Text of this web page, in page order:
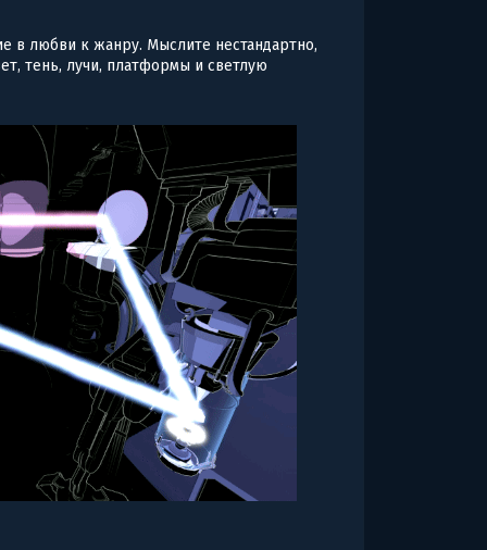
в любви к жанру. Мыслите нестандартно,
тень, лучи, платформы и светлую